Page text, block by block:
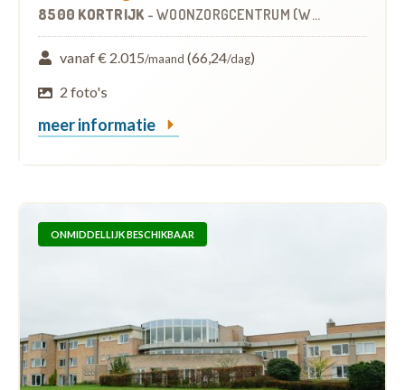
8500 KORTRIJK - WOONZORGCENTRUM (WZC)
vanaf € 2.015/maand (66,24/dag)
2 foto's
meer informatie
ONMIDDELLIJK BESCHIKBAAR